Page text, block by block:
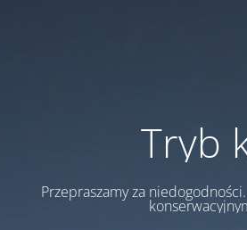
Tryb
Przepraszamy za